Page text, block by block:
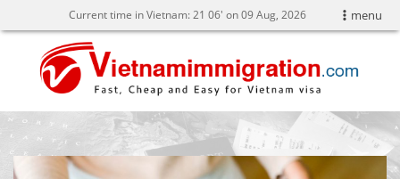
menu
Current time in Vietnam:21 06' on 09 Aug, 2026